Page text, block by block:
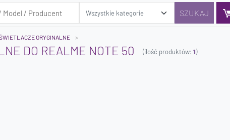
ORYGINALNE
DO REALME NOTE 50 (ilość produktów: 1)